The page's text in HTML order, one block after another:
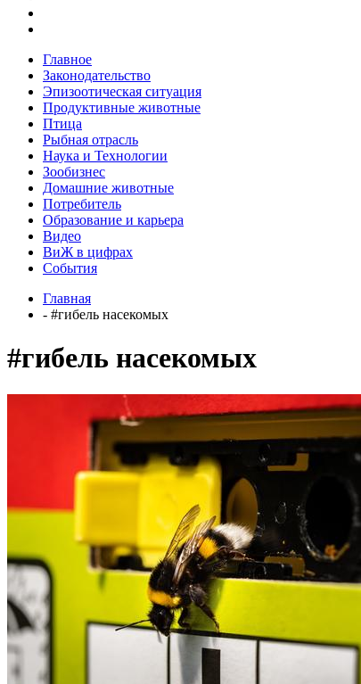
Главное
Законодательство
Эпизоотическая ситуация
Продуктивные животные
Птица
Рыбная отрасль
Наука и Технологии
Зообизнес
Домашние животные
Потребитель
Образование и карьера
Видео
ВиЖ в цифрах
События
Главная
- #гибель насекомых
#гибель насекомых